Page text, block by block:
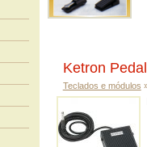
Ketron
Teclados e módulos